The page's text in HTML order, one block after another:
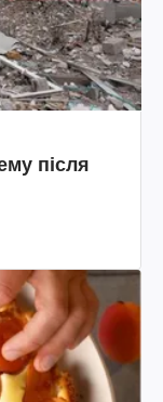
після